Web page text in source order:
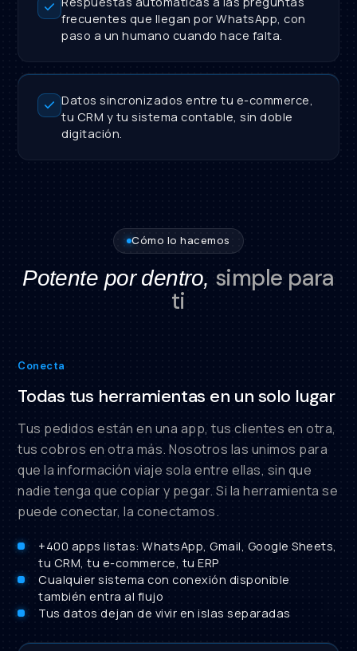
frecuentes que llegan por WhatsApp, con
paso a un humano cuando hace falta.
Datos sincronizados entre tu e-commerce,
tu CRM y tu sistema contable, sin doble
digitación.
Cómo lo hacemos
Potente por dentro, simple para
ti
Conecta
Todas tus herramientas en un solo lugar
Tus pedidos están en una app, tus clientes en otra,
tus cobros en otra más. Nosotros las unimos para
que la información viaje sola entre ellas, sin que
nadie tenga que copiar y pegar. Si la herramienta se
puede conectar, la conectamos.
+400 apps listas: WhatsApp, Gmail, Google Sheets,
tu CRM, tu e-commerce, tu ERP
Cualquier sistema con conexión disponible
también entra al flujo
Tus datos dejan de vivir en islas separadas